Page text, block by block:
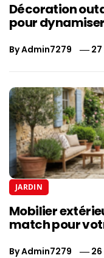
Décoration
pour
ByAdmin7279
JARDIN
Mobilier
match pour
ByAdmin7279